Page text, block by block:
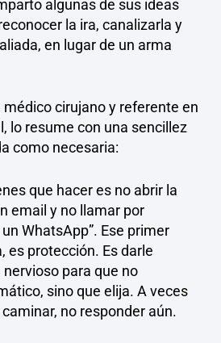
algunas de sus ideas
la ira, canalizarla y
en lugar de un arma
médico cirujano y referente en
lo resume con una sencillez
como necesaria:
que hacer es no abrir la
email y no llamar por
WhatsApp”. Ese primer
es protección. Es darle
para que no
sino que elija. A veces
no responder aún.